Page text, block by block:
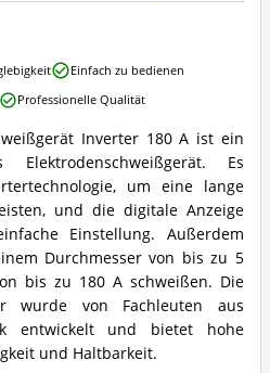
Inverter 180 A ist ein
Es
um eine lange
und die digitale Anzeige
Einstellung. Außerdem
Durchmesser von bis zu 5
bis zu 180 A schweißen. Die
wurde von Fachleuten aus
entwickelt und bietet hohe
und Haltbarkeit.
Einfach zu bedienen
Professionelle Qualität